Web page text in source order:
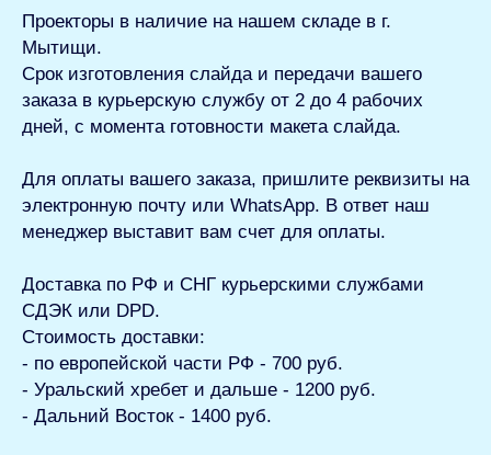
Проекторы в наличие на нашем складе в г.
Мытищи.
Срок изготовления слайда и передачи вашего
заказа в курьерскую службу от 2 до 4 рабочих
дней, с момента готовности макета слайда.
Для оплаты вашего заказа, пришлите реквизиты на
электронную почту или WhatsApp. В ответ наш
менеджер выставит вам счет для оплаты.
Доставка по РФ и СНГ курьерскими службами
СДЭК или DPD.
Стоимость доставки:
- по европейской части РФ - 700 руб.
- Уральский хребет и дальше - 1200 руб.
- Дальний Восток - 1400 руб.